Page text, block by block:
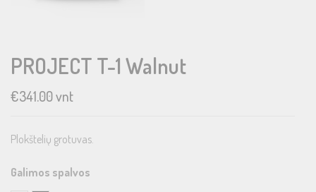
PROJECT T-1 Walnut
€341.00vnt
Plokštelių grotuvas.
Galimos spalvos